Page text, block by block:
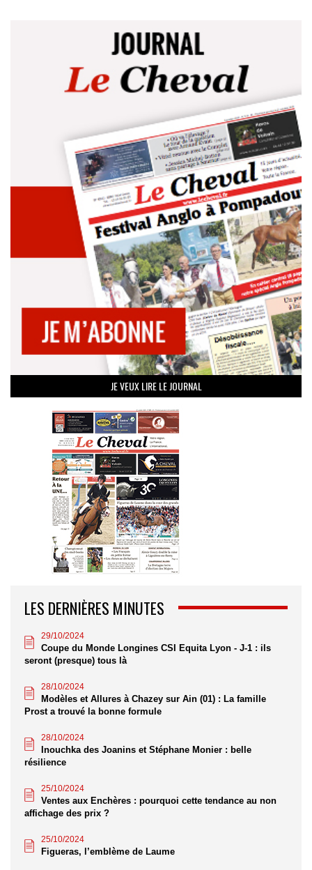
JE VEUX LIRE LE JOURNAL
LES DERNIÈRES MINUTES
29/10/2024
Coupe du Monde Longines CSI Equita Lyon - J-1 : ils
seront (presque) tous là
28/10/2024
Modèles et Allures à Chazey sur Ain (01) : La famille
Prost a trouvé la bonne formule
28/10/2024
Inouchka des Joanins et Stéphane Monier : belle
résilience
25/10/2024
Ventes aux Enchères : pourquoi cette tendance au non
affichage des prix ?
25/10/2024
Figueras, l’emblème de Laume